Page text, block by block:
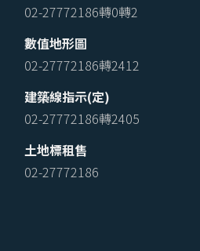
02-27772186轉0轉2
數值地形圖
02-27772186轉2412
建築線指示(定)
02-27772186轉2405
土地標租售
02-27772186